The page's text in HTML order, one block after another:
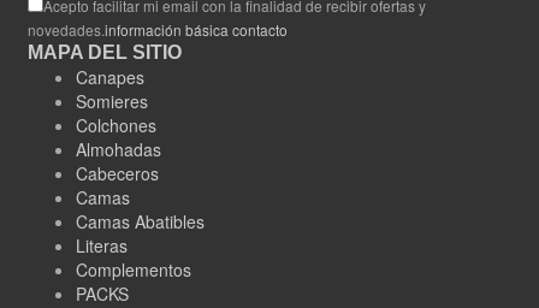
Acepto facilitar mi email con la finalidad de recibir ofertas y
novedades.información básica contacto
MAPA DEL SITIO
Canapes
Somieres
Colchones
Almohadas
Cabeceros
Camas
Camas Abatibles
Literas
Complementos
PACKS